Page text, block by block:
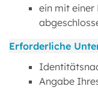
ein mit einer
Erforderliche
Angabe